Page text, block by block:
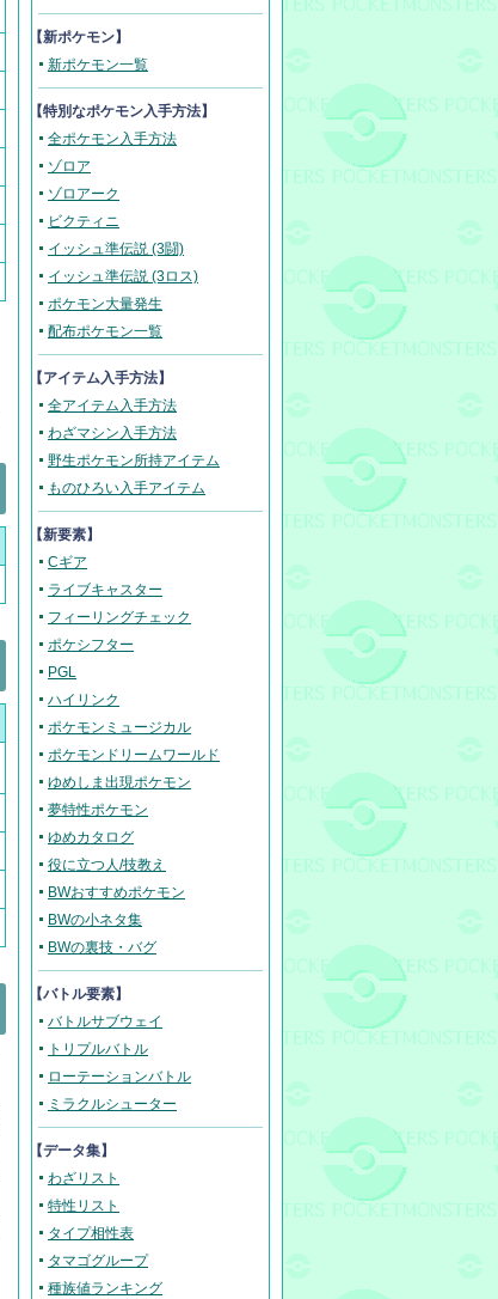
【新ポケモン】
新ポケモン一覧
【特別なポケモン入手方法】
全ポケモン入手方法
ゾロア
ゾロアーク
ビクティニ
イッシュ準伝説 (3闘)
イッシュ準伝説 (3ロス)
ポケモン大量発生
配布ポケモン一覧
【アイテム入手方法】
全アイテム入手方法
わざマシン入手方法
野生ポケモン所持アイテム
ものひろい入手アイテム
【新要素】
Cギア
ライブキャスター
フィーリングチェック
ポケシフター
PGL
ハイリンク
ポケモンミュージカル
ポケモンドリームワールド
ゆめしま出現ポケモン
夢特性ポケモン
ゆめカタログ
役に立つ人/技教え
BWおすすめポケモン
BWの小ネタ集
BWの裏技・バグ
【バトル要素】
バトルサブウェイ
トリプルバトル
ローテーションバトル
ミラクルシューター
【データ集】
わざリスト
特性リスト
タイプ相性表
タマゴグループ
種族値ランキング